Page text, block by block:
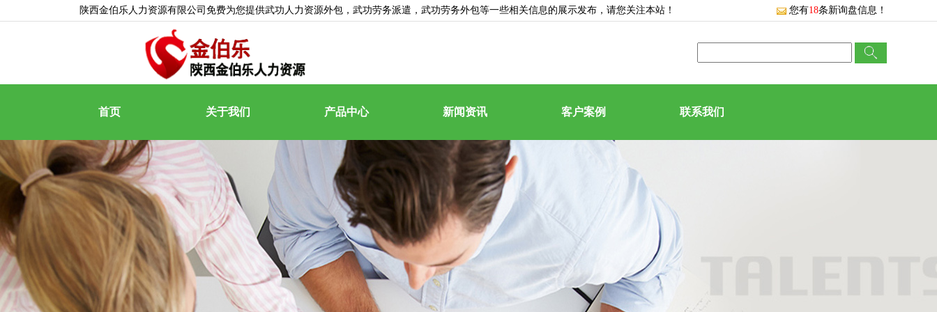
陕西金伯乐人力资源有限公司免费为您提供武功人力资源外包 ，武功劳务派遣，武功劳务外包等一些相关信息的展示发布，请您关注本站！ 您有18条新询盘信息！
首页 关于我们 产品中心 新闻资讯 客户案例 联系我们